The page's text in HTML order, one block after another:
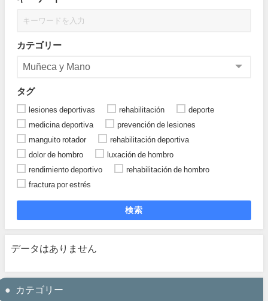
カテゴリー
タグ
lesiones deportivas rehabilitación
deporte
medicina deportiva
prevención de lesiones
manguito rotador
rehabilitación deportiva
dolor de hombro
luxación de hombro
rendimiento deportivo
rehabilitación de hombro
fractura por estrés
検索
データはありません
カテゴリー